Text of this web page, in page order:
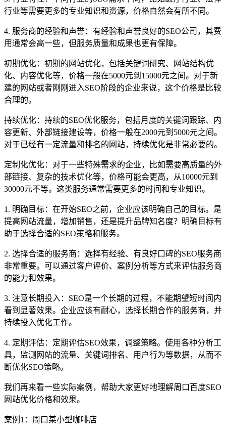
行业等需要更多的专业知识和资源，价格自然会有所不同。
4. 服务商的经验和声誉：有经验和声誉良好的SEO公司，其费
用通常会高一些，但服务质量和成果也更有保障。
初期优化：初期的网站优化，包括关键词研究、网站结构优
化、内容优化等，价格一般在5000元到15000元之间。对于新
建的网站或者刚刚进入SEO阶段的企业来说，这个价格是比较
合理的。
持续优化：持续的SEO优化服务，包括月度的关键词跟踪、内
容更新、外部链接建设等，价格一般在2000元到5000元之间。
对于已经有一定流量和排名的网站，持续优化是非常必要的。
定制化优化：对于一些特殊需求的企业，比如需要高质量的外
部链接、复杂的技术优化等，价格可能会更高，从10000元到
30000元不等。这类服务通常需要更多的时间和专业知识。
1. 明确目标：在开始SEO之前，企业应该明确自己的目标。是
提高网站流量，增加销售，还是提升品牌知名度？明确目标有
助于选择合适的SEO策略和服务。
2. 选择合适的服务商：选择有经验、有良好口碑的SEO服务商
非常重要。可以通过客户评价、案例分析等方式来评估服务商
的能力和效果。
3. 注意长期投入：SEO是一个长期的过程，不能期望短时间内
看到显著效果。企业应该有耐心，选择长期合作的服务商，并
持续投入优化工作。
4. 定期评估：定期评估SEO效果，调整策略。使用各种分析工
具，监测网站的流量、关键词排名、用户行为等数据，从而不
断优化SEO策略。
我们再来看一些实际案例，帮助大家更好地理解周口百度SEO
网站优化价格和效果。
案例1：周口某小型咖啡店